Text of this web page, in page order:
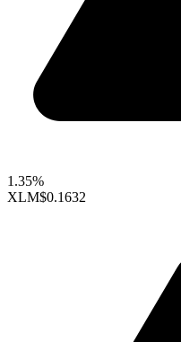
1.35%
XLM$0.1632